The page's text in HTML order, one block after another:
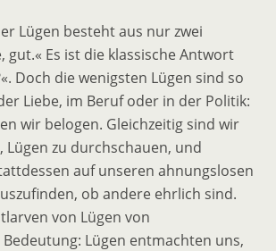
Lügen besteht aus nur zwei
gut.« Es ist die klassische Antwort
Doch die wenigsten Lügen sind so
Liebe, im Beruf oder in der Politik:
wir belogen. Gleichzeitig sind wir
Lügen zu durchschauen, und
auf unseren ahnungslosen
ob andere ehrlich sind.
von Lügen von
Lügen entmachten uns,